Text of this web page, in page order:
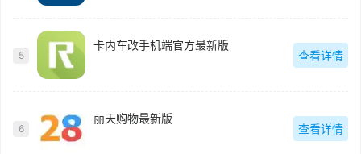
5
卡内车改手机端官方最新版
查看详情
6
丽天购物最新版
查看详情